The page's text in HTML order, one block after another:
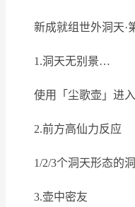
新成就组世外洞天·
1.洞天无别景…
使用「尘歌壶」进入
2.前方高仙力反应
1/2/3个洞天形态的
3.壶中密友